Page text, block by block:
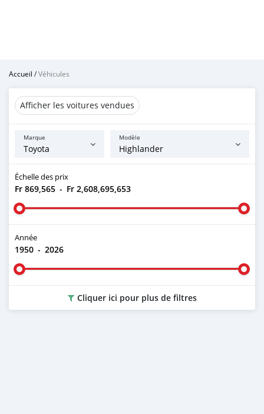
Accueil /Véhicules
Afficher les voitures vendues
Marque Modèle
Échelle des prix
Fr 869,565 - Fr 2,608,695,653
Année
1950 - 2026
Cliquer ici pour plus de filtres